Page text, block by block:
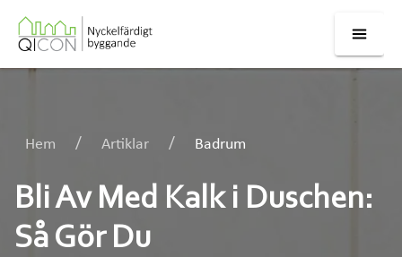
Hem Artiklar Badrum
Bli Av Med Kalk i Duschen:
Så Gör Du